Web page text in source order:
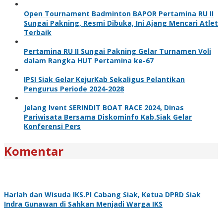
Open Tournament Badminton BAPOR Pertamina RU II
Sungai Pakning, Resmi Dibuka, Ini Ajang Mencari Atlet
Terbaik
Pertamina RU II Sungai Pakning Gelar Turnamen Voli
dalam Rangka HUT Pertamina ke-67
IPSI Siak Gelar KejurKab Sekaligus Pelantikan
Pengurus Periode 2024-2028
Jelang Ivent SERINDIT BOAT RACE 2024, Dinas
Pariwisata Bersama Diskominfo Kab.Siak Gelar
Konferensi Pers
Komentar
Harlah dan Wisuda IKS.PI Cabang Siak, Ketua DPRD Siak
Indra Gunawan di Sahkan Menjadi Warga IKS